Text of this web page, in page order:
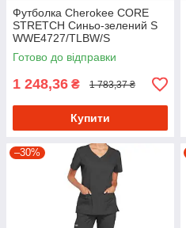
Футболка Cherokee CORE
STRETCH Синьо-зелений S
WWE4727/TLBW/S
Готово до відправки
1 248,36 ₴ 1 783,37 ₴
Купити
–30%